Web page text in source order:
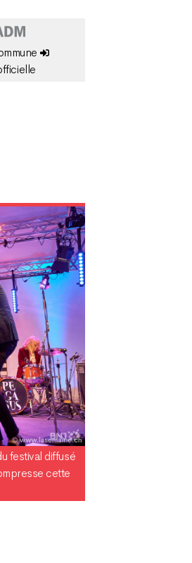
festival diffusé
cette